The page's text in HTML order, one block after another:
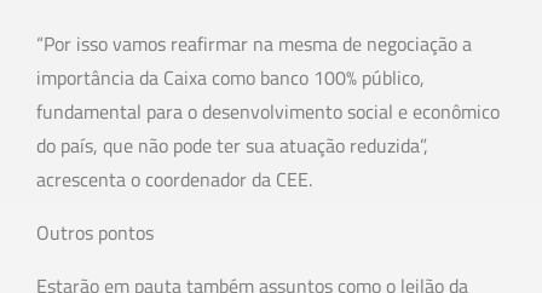
“Por isso vamos reafirmar na mesma de negociação a
importância da Caixa como banco 100% público,
fundamental para o desenvolvimento social e econômico
do país, que não pode ter sua atuação reduzida”,
acrescenta o coordenador da CEE.
Outros pontos
Estarão em pauta também assuntos como o leilão da